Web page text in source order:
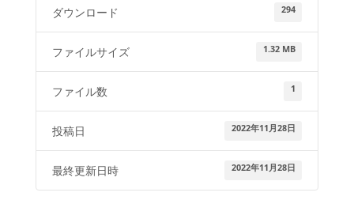
ダウンロード 294
ファイルサイズ 1.32 MB
ファイル数 1
投稿日 2022年11月28日
最終更新日時 2022年11月28日